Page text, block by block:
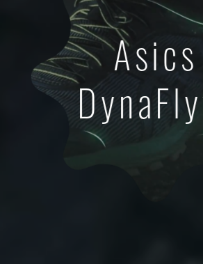
Asics